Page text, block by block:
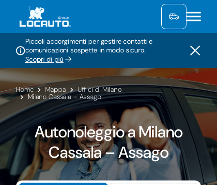
Piccoli accorgimenti per gestire contatti e
comunicazioni sospette in modo sicuro.
Scopri di più
Home Mappa
Uffici di Milano
Milano Cassala – Assago
Autonoleggio a Milano
Cassala – Assago